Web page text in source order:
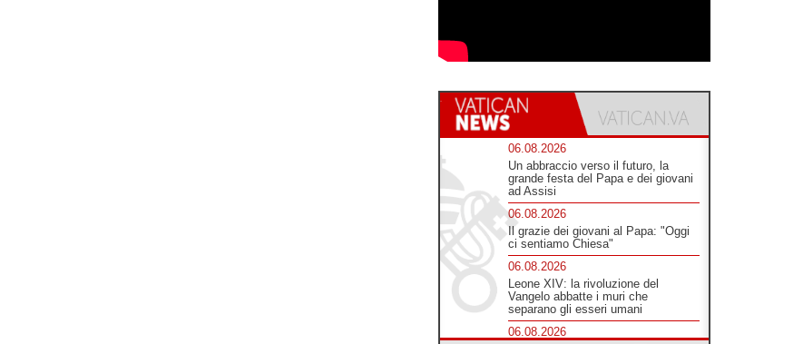
06.08.2026
Un abbraccio verso il futuro, la
grande festa del Papa e dei giovani
ad Assisi
06.08.2026
Il grazie dei giovani al Papa: "Oggi
ci sentiamo Chiesa"
06.08.2026
Leone XIV: la rivoluzione del
Vangelo abbatte i muri che
separano gli esseri umani
06.08.2026